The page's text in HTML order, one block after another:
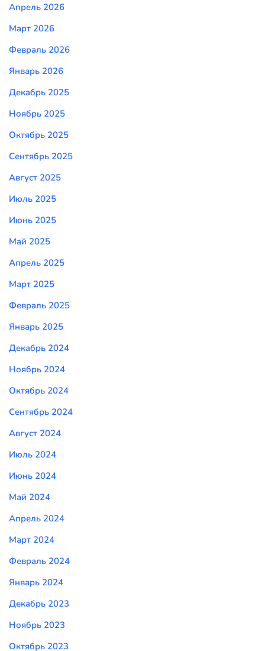
Апрель 2026
Март 2026
Февраль 2026
Январь 2026
Декабрь 2025
Ноябрь 2025
Октябрь 2025
Сентябрь 2025
Август 2025
Июль 2025
Июнь 2025
Май 2025
Апрель 2025
Март 2025
Февраль 2025
Январь 2025
Декабрь 2024
Ноябрь 2024
Октябрь 2024
Сентябрь 2024
Август 2024
Июль 2024
Июнь 2024
Май 2024
Апрель 2024
Март 2024
Февраль 2024
Январь 2024
Декабрь 2023
Ноябрь 2023
Октябрь 2023